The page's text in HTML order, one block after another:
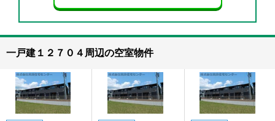
一戸建１２７０４周辺の空室物件